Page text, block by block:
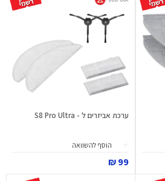
ערכת אביזרים ל - S8 Pro Ultra
הוסף להשוואה
99 ₪